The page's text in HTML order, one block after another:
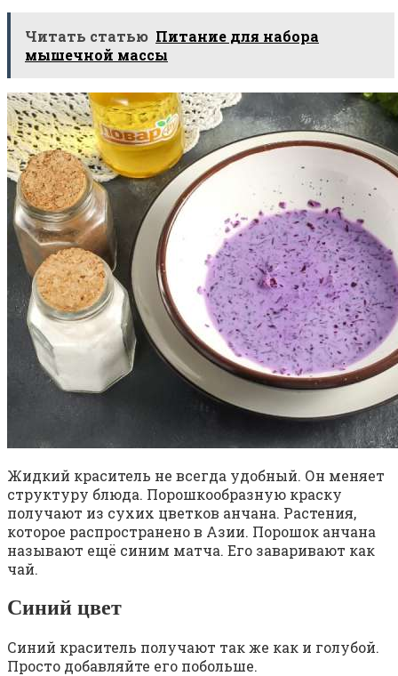
Читать статью Питание для набора
мышечной массы
Жидкий краситель не всегда удобный. Он меняет
структуру блюда. Порошкообразную краску
получают из сухих цветков анчана. Растения,
которое распространено в Азии. Порошок анчана
называют ещё синим матча. Его заваривают как
чай.
Синий цвет
Синий краситель получают так же как и голубой.
Просто добавляйте его побольше.